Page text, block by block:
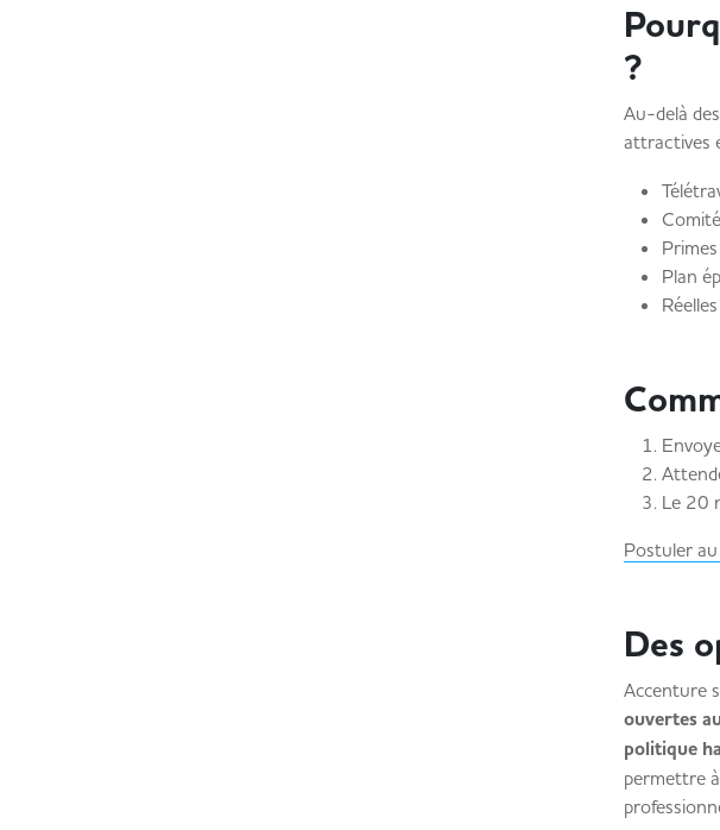
?
Au-delà
attractives
Plan
Le 20
Postuler
Des
Accenture
ouvertes
politique
permettre